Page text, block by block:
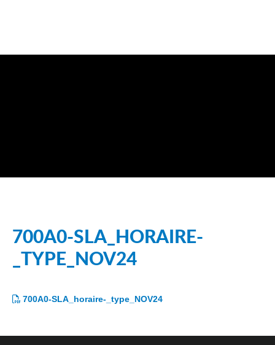
700A0-SLA_HORAIRE-
_TYPE_NOV24
700A0-SLA_horaire-_type_NOV24